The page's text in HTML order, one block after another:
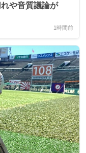
や音質議論が
1時間前